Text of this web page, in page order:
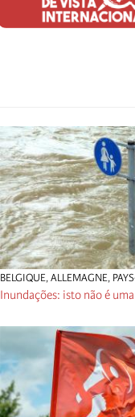
BELGIQUE, ALLEMAGNE,
Inundações: isto não é